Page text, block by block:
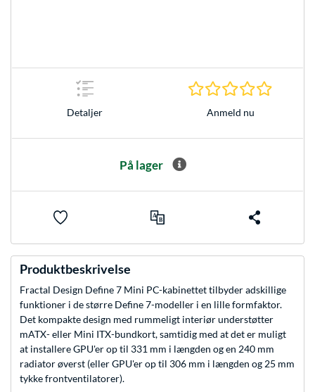
Detaljer Anmeld nu
På lager
Produktbeskrivelse
Fractal Design Define 7 Mini PC-kabinettet tilbyder adskillige
funktioner i de større Define 7-modeller i en lille formfaktor.
Det kompakte design med rummeligt interiør understøtter
mATX- eller Mini ITX-bundkort, samtidig med at det er muligt
at installere GPU'er op til 331 mm i længden og en 240 mm
radiator øverst (eller GPU'er op til 306 mm i længden og 25 mm
tykke frontventilatorer).